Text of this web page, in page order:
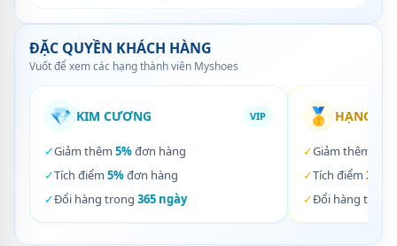
ĐẶC QUYỀN KHÁCH HÀNG
Vuốt để xem các hạng thành viên Myshoes
💎 KIM CƯƠNG VIP
✓Giảm thêm 5%đơn hàng
✓Tích điểm 5%đơn hàng
✓Đổi hàng trong 365 ngày
🥇 HẠNG
✓Giảm thêm
✓Tích điểm 3%
✓Đổi hàng trong